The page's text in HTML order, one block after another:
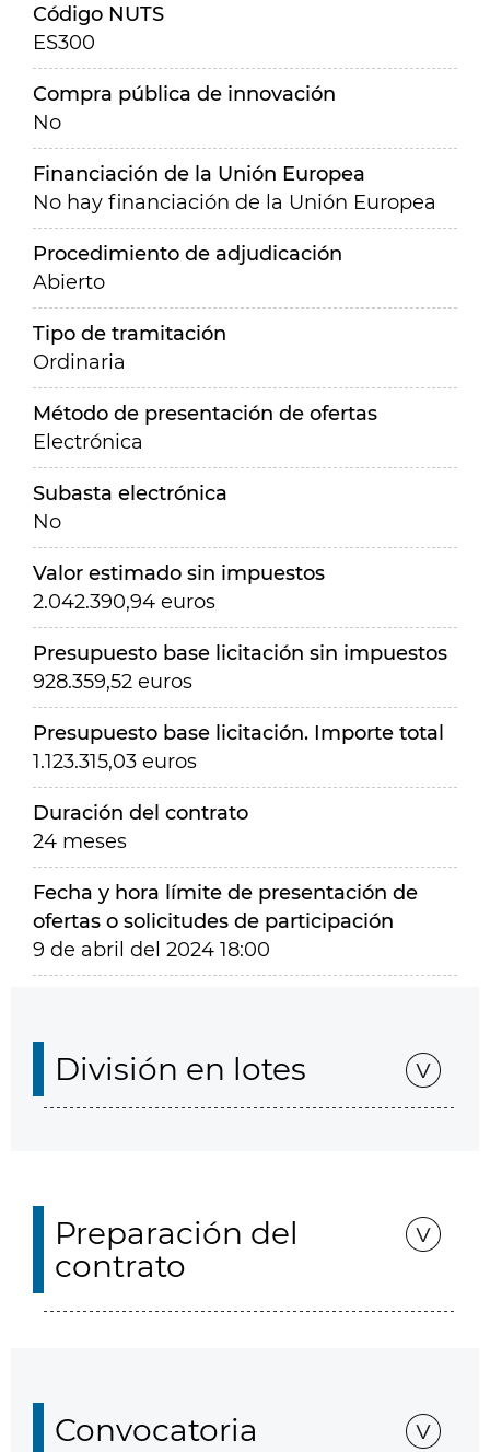
Código NUTS
ES300
Compra pública de innovación
No
Financiación de la Unión Europea
No hay financiación de la Unión Europea
Procedimiento de adjudicación
Abierto
Tipo de tramitación
Ordinaria
Método de presentación de ofertas
Electrónica
Subasta electrónica
No
Valor estimado sin impuestos
2.042.390,94 euros
Presupuesto base licitación sin impuestos
928.359,52 euros
Presupuesto base licitación. Importe total
1.123.315,03 euros
Duración del contrato
24 meses
Fecha y hora límite de presentación de
ofertas o solicitudes de participación
9 de abril del 2024 18:00
División en lotes
Preparación del
contrato
Convocatoria